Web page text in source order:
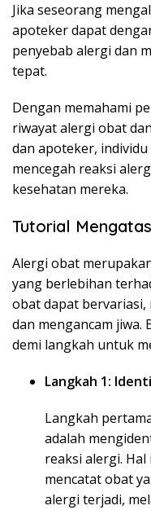
Jika seseorang
apoteker dapat
penyebab alergi dan
tepat.
Dengan memahami
riwayat alergi obat
dan apoteker,
mencegah reaksi
kesehatan mereka.
Tutorial
Alergi obat
yang berlebihan
obat dapat
dan mengancam
demi langkah untuk
Langkah 1:
Langkah
adalah
reaksi alergi.
mencatat obat
alergi terjadi,